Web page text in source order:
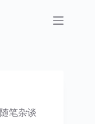
随笔杂谈